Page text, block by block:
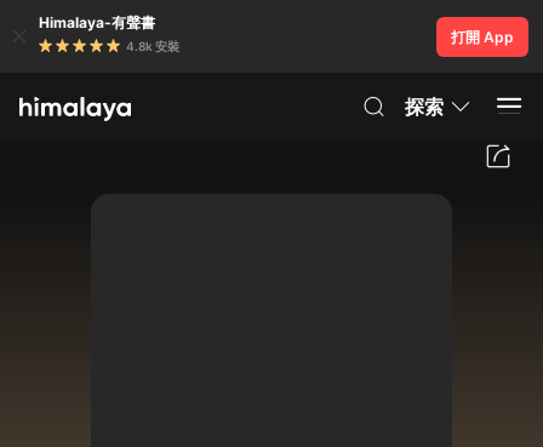
Himalaya-有聲書
4.8k 安裝
打開 App
探索